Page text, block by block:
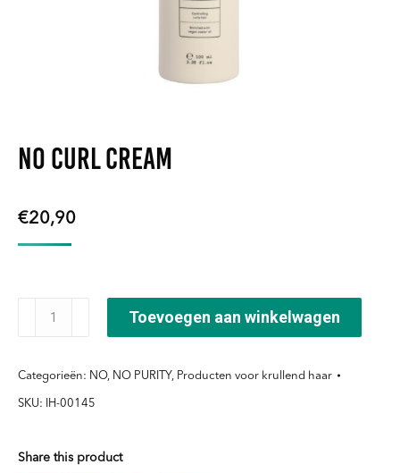
NO Curl Cream
€20,90
aantal
Toevoegen aan winkelwagen
Categorieën: NO, NO PURITY Producten voor krullend haar
SKU: IH-00145
Share this product